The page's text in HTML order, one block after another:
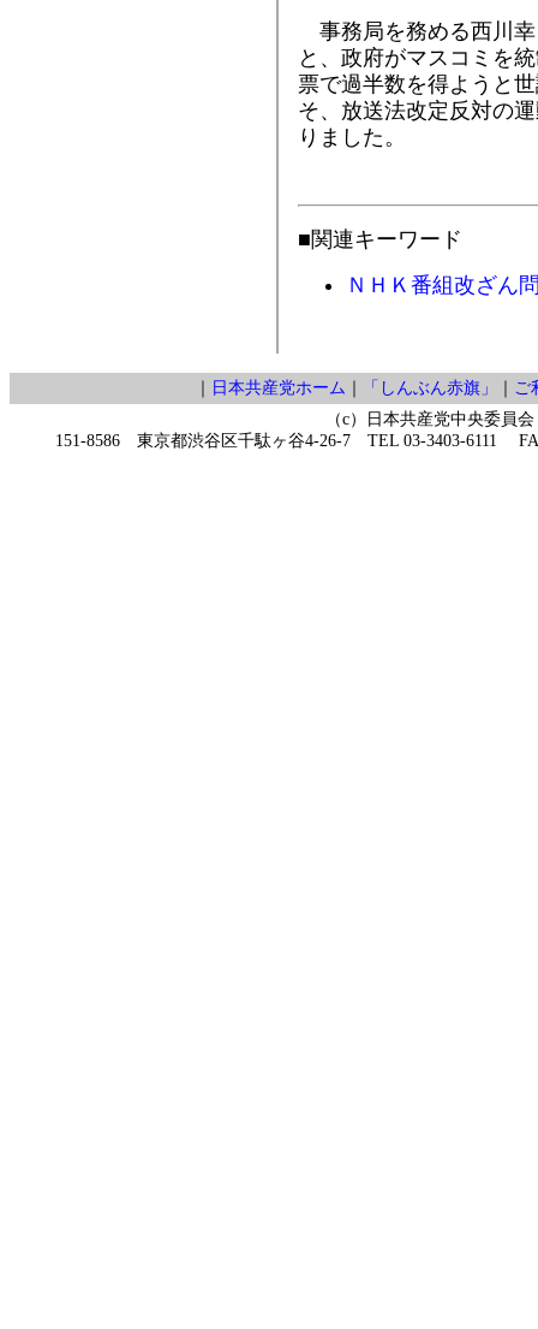
事務局を務める西川
と、政府がマスコミを
票で過半数を得ようと
そ、放送法改定反対の
りました。
■関連キーワード
ＮＨＫ番組改ざん
日本共産党ホーム 「しんぶん赤旗」
ご
（c）日本共産党中央委員会
151-8586 東京都渋谷区千駄ヶ谷4-26-7 TEL 03-3403-6111